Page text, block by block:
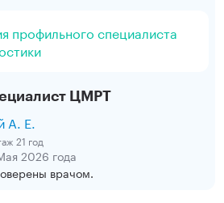
профильного специалиста
ЦМРТ
А. Е.
21 год
2026 года
врачом.